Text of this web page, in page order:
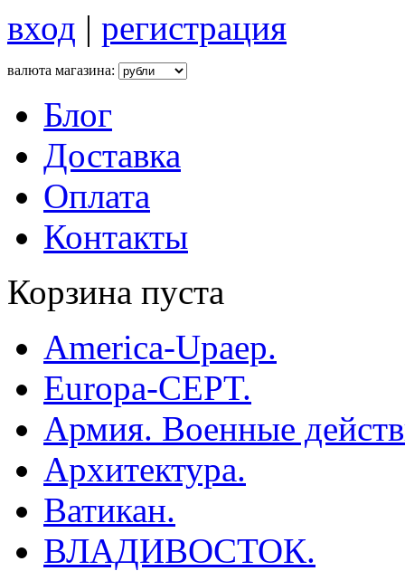
вход | регистрация
валюта магазина:
Блог
Доставка
Оплата
Контакты
Корзина пуста
America-Upaep.
Europa-CEPT.
Армия. Военные
Архитектура.
Ватикан.
ВЛАДИВОСТОК.